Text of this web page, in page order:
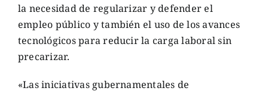
la necesidad de regularizar y defender el
empleo público y también el uso de los avances
tecnológicos para reducir la carga laboral sin
precarizar.
«Las iniciativas gubernamentales de